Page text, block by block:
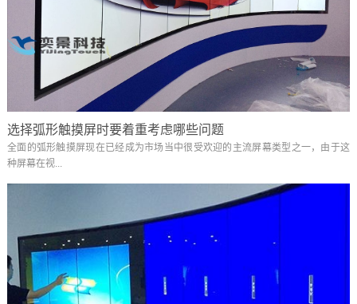
选择弧形触摸屏时要着重考虑哪些问题
全面的弧形触摸屏现在已经成为市场当中很受欢迎的主流屏幕类型之一，由于这
种屏幕在视...